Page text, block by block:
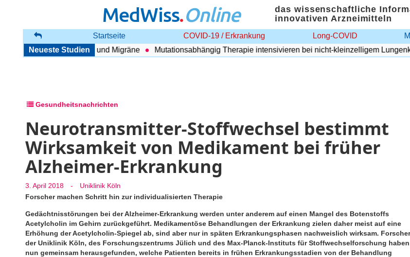
MedWiss.Online
das wissenschaftliche
innovativen Arzneimitteln
Startseite COVID-19 / Erkrankung Long-COVID
Neueste Studien
zwischen COPD und Migräne Mutationsabhängig Therapie intensivieren bei nicht-kleinzelligem
Gesundheitsnachrichten
Neurotransmitter-Stoffwechsel bestimmt
Wirksamkeit von Medikament bei früher
Alzheimer-Erkrankung
3. April 2018 -
Uniklinik Köln
Forscher machen Schritt hin zur individualisierten Therapie
Gedächtnisstörungen bei der Alzheimer-Erkrankung werden unter anderem auf einen Mangel des Botenstoffs
Acetylcholin im Gehirn zurückgeführt. Medikamentöse Behandlungen der Erkrankung zielen daher meist auf eine
Erhöhung der Acetylcholin-Spiegel ab, sind aber nur in späten Erkrankungsphasen nachweislich wirksam. Forscher
der Uniklinik Köln, des Forschungszentrums Jülich und des Max-Planck-Instituts für Stoffwechselforschung haben
nun gemeinsam herausgefunden, welche Patienten bereits in frühen Erkrankungsstadien von der Behandlung